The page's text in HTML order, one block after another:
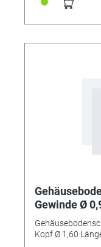
Gewinde Ø
3,00mm
Gehäusebodenschraube
Kopf Ø 1,60